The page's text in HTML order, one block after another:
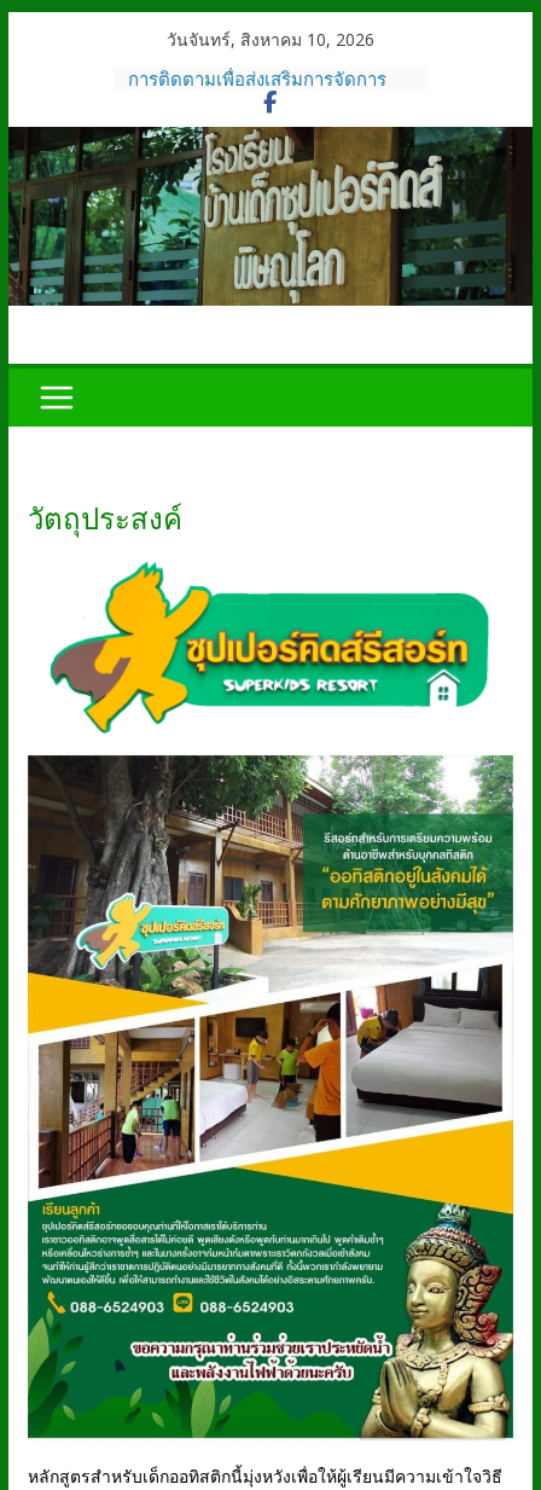
วันจันทร์, สิงหาคม 10, 2026
การติดตามเพื่อส่งเสริมการจัดการ
ศึกษาของโรงเรียนบ้านเด็กซุปเปอร์
คิดส์ พิษณุโลก
การเผยแพร่รายงานการประเมิน
ตนเอง (SAR) ปีการศึกษา 2568
โรงเรียนเพชรโสภณ พิษณุโลก ระดับ
การศึกษาปฐมวัยและระดับการศึกษา
ขั้นพื้นฐาน
คณะแพทย์ จากมหาวิทยาลัยนเรศวร
มาศึกษาดูงานที่ โรงเรียนบ้านเด็กซุป
การกำหนดเป้าหมายมาตรฐานการ
โรงเรียนบ้านเด็กซุปเปอร์คิดส์
ศึกษาเอกชน
วัตถุประสงค์
หลักสูตรสำหรับเด็กออทิสติกนี้มุ่งหวังเพื่อให้ผู้เรียนมีความเข้าใจวิธี